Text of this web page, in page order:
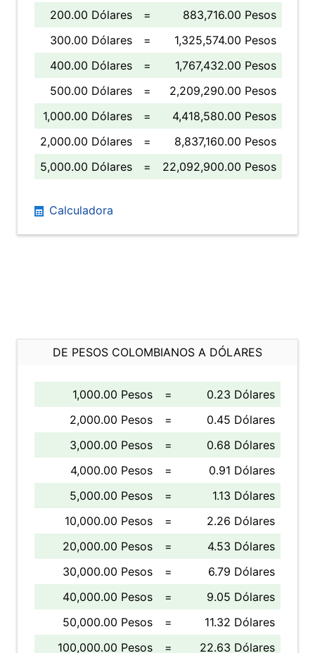
200.00 Dólares
=
883,716.00 Pesos
300.00 Dólares
=
1,325,574.00 Pesos
400.00 Dólares
=
1,767,432.00 Pesos
500.00 Dólares
=
2,209,290.00 Pesos
1,000.00 Dólares
=
4,418,580.00 Pesos
2,000.00 Dólares
=
8,837,160.00 Pesos
5,000.00 Dólares
= 22,092,900.00 Pesos
Calculadora
DE PESOS COLOMBIANOS A DÓLARES
1,000.00 Pesos =
0.23 Dólares
2,000.00 Pesos
=
0.45 Dólares
3,000.00 Pesos
=
0.68 Dólares
4,000.00 Pesos
=
0.91 Dólares
5,000.00 Pesos
=
1.13 Dólares
10,000.00 Pesos
=
2.26 Dólares
20,000.00 Pesos
=
4.53 Dólares
30,000.00 Pesos
=
6.79 Dólares
40,000.00 Pesos
=
9.05 Dólares
50,000.00 Pesos
=
11.32 Dólares
100,000.00 Pesos
= 22.63 Dólares